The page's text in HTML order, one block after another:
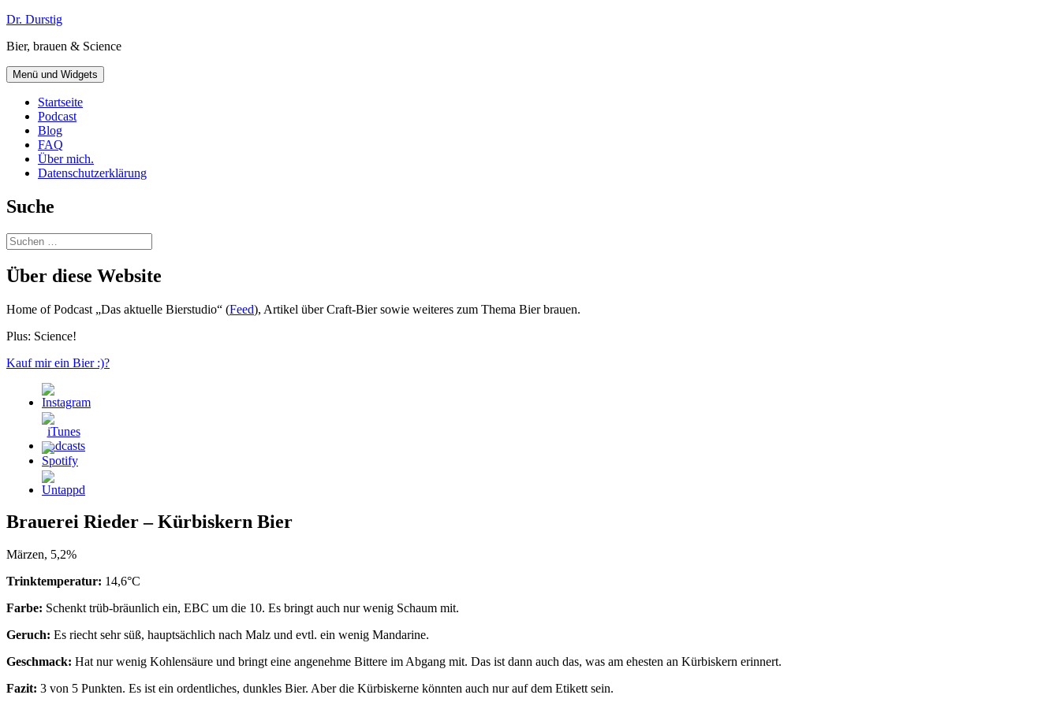
Zum
springen
Dr. Durstig
Bier, brauen & Science
Menü und Widgets
Startseite
Podcast
Blog
FAQ
Über mich.
Datenschutzerklärung
Suche
Suchen
nach:
Über diese Website
Home of Podcast „Das aktuelle Bierstudio“ (Feed), Artikel über Craft-Bier sowie weiteres zum Thema Bier brauen.
Plus: Science!
Kauf mir ein Bier :)?
Brauerei Rieder – Kürbiskern Bier
Märzen, 5,2%
Trinktemperatur: 14,6°C
Farbe: Schenkt trüb-bräunlich ein, EBC um die 10. Es bringt auch nur wenig Schaum mit.
Geruch: Es riecht sehr süß, hauptsächlich nach Malz und evtl. ein wenig Mandarine.
Geschmack: Hat nur wenig Kohlensäure und bringt eine angenehme Bittere im Abgang mit. Das ist dann auch das, was am ehesten an Kürbiskern erinnert.
Fazit: 3 von 5 Punkten. Es ist ein ordentliches, dunkles Bier. Aber die Kürbiskerne könnten auch nur auf dem Etikett sein.